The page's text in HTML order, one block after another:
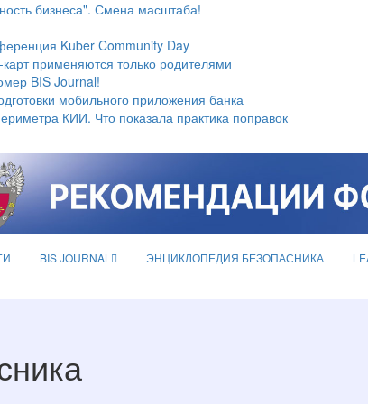
бизнеса". Смена масштаба!
Kuber Community Day
применяются только родителями
BIS Journal!
мобильного приложения банка
КИИ. Что показала практика поправок
BIS JOURNAL ЭНЦИКЛОПЕДИЯ БЕЗОПАСНИКА